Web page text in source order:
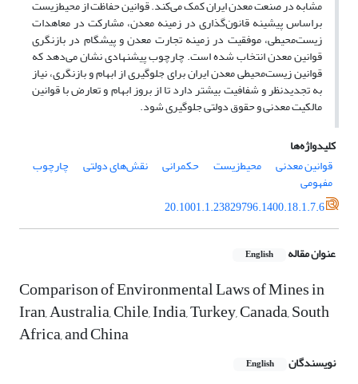
مشابه در صنعت معدن ایران کمک می‌کند. قوانین حفاظت از محیط‌زیست
براساس پیشینه قانون‌گذاری در زمینه معدن، مشارکت در معاهدات
زیست‌محیطی، موفقیت در زمینه تجارت معدن و پیشگام در بازنگری
قوانین معدن انتخاب شده است. چارچوب پیشنهادی نشان می‌دهد که
قوانین زیست‌محیطی معدن ایران برای جلوگیری از ابهام و بازنگری، نیاز
به تجدیدنظر و شفافیت بیشتر دارد تا از بروز ابهام و تعارض با قوانین
مالکیت معدنی و حقوق دولتی جلوگیری شود.
کلیدواژه‌ها
قوانین معدنی
محیط‌زیست حکمرانی نقش‌های دولتی چارچوب
مفهومی
20.1001.1.23829796.1400.18.1.7.6
عنوان مقاله English
Comparison of Environmental Laws of Mines in
Iran, Australia, Chile, India, Turkey, Canada, South
Africa, and China
نویسندگان English